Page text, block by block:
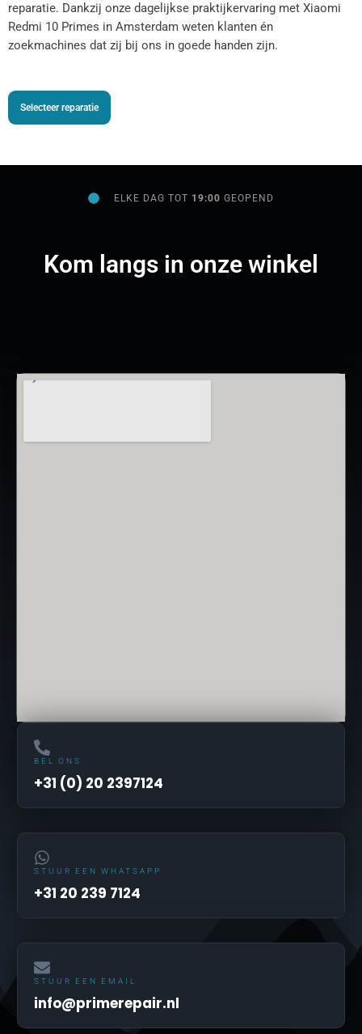
reparatie. Dankzij onze dagelijkse praktijkervaring met Xiaomi
Redmi 10 Primes in Amsterdam weten klanten én
zoekmachines dat zij bij ons in goede handen zijn.
Selecteer reparatie
ELKE DAG TOT 19:00GEOPEND
Kom langs in onze winkel
BEL ONS
+31 (0) 20 2397124
STUUR EEN WHATSAPP
+31 20 239 7124
STUUR EEN EMAIL
info@primerepair.nl